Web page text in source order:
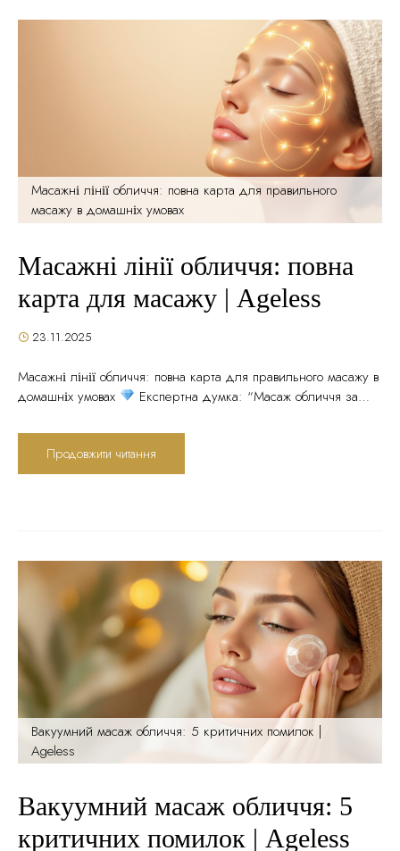
Масажні лінії обличчя: повна карта для правильного
масажу в домашніх умовах
Масажні лінії обличчя: повна
карта для масажу | Ageless
23.11.2025
Масажні лінії обличчя: повна карта для правильного масажу в
домашніх умовах
Експертна думка: “Масаж обличчя за
може призвести до передчасного появи зморшок,
розтягування шкіри та порушення лімфодренажу. За багато
років практики я бачив сотні випадків, коли домашній масаж
Продовжити читання
Вакуумний масаж обличчя: 5 критичних помилок |
Ageless
Вакуумний масаж обличчя: 5
критичних помилок | Ageless